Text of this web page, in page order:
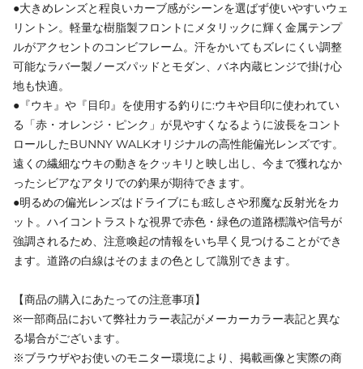
●大きめレンズと程良いカーブ感がシーンを選ばず使いやすいウェ
リントン。軽量な樹脂製フロントにメタリックに輝く金属テンプ
ルがアクセントのコンビフレーム。汗をかいてもズレにくい調整
可能なラバー製ノーズパッドとモダン、バネ内蔵ヒンジで掛け心
地も快適。
●『ウキ』や『目印』を使用する釣りに:ウキや目印に使われてい
る「赤・オレンジ・ピンク」が見やすくなるように波長をコント
ロールしたBUNNY WALKオリジナルの高性能偏光レンズです。
遠くの繊細なウキの動きをクッキリと映し出し、今まで獲れなか
ったシビアなアタリでの釣果が期待できます。
●明るめの偏光レンズはドライブにも:眩しさや邪魔な反射光をカ
ット。ハイコントラストな視界で赤色・緑色の道路標識や信号が
強調されるため、注意喚起の情報をいち早く見つけることができ
ます。道路の白線はそのままの色として識別できます。
【商品の購入にあたっての注意事項】
※一部商品において弊社カラー表記がメーカーカラー表記と異な
る場合がございます。
※ブラウザやお使いのモニター環境により、掲載画像と実際の商